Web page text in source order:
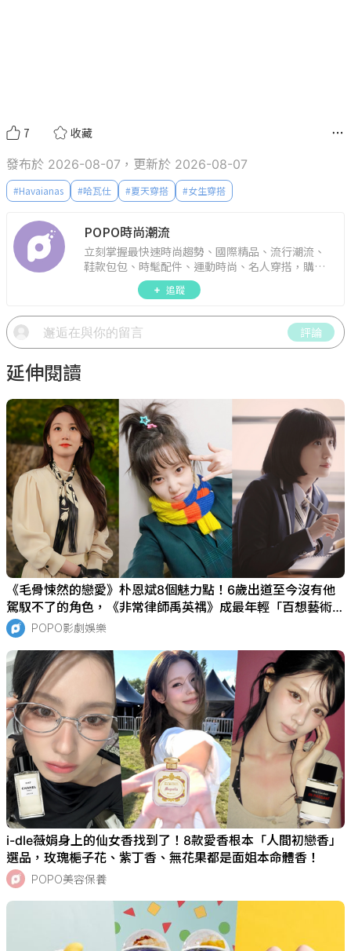
7 收藏
發布於 2026-08-07，更新於 2026-08-07
#Havaianas #哈瓦仕 #夏天穿搭 #女生穿搭
POPO時尚潮流
立刻掌握最快速時尚趨勢、國際精品、流行潮流、
鞋款包包、時髦配件、運動時尚、名人穿搭，購物
追蹤
評論
延伸閱讀
《毛骨悚然的戀愛》朴恩斌8個魅力點！6歲出道至今沒有他
駕馭不了的角色，《非常律師禹英禑》成最年輕「百想藝術大
賞獎」得主！
POPO影劇娛樂
i-dle薇娟身上的仙女香找到了！8款愛香根本「人間初戀香」
選品，玫瑰梔子花、紫丁香、無花果都是面姐本命體香！
POPO美容保養